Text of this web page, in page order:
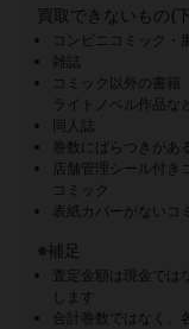
買取できないもの(
コンビニコミック・
雑誌
コミック以外の書籍
ライトノベル作品な
同人誌
巻数にばらつきがあ
店舗管理シール付き
コミック
表紙カバーがないコ
※補足
査定金額は現金では
します
合計巻数ではなく、